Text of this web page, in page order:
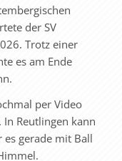
der SV
Trotz einer
es am Ende
per Video
Reutlingen kann
gerade mit Ball